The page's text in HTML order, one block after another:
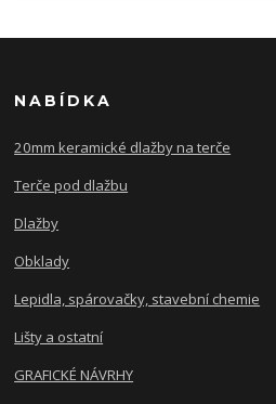
NABÍDKA
20mm keramické dlažby na terče
Terče pod dlažbu
Dlažby
Obklady
Lepidla, spárovačky, stavební chemie
Lišty a ostatní
GRAFICKÉ NÁVRHY